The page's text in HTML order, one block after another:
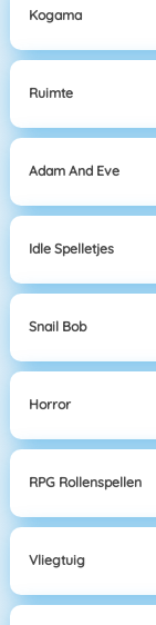
Kogama
Ruimte
Adam And Eve
Idle Spelletjes
Snail Bob
Horror
RPG Rollenspellen
Vliegtuig